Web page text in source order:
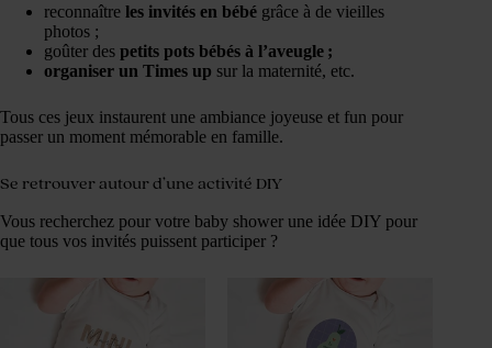
reconnaître les invités en bébé grâce à de vieilles
photos ;
goûter des petits pots bébés à l’aveugle ;
organiser un Times up sur la maternité, etc.
Tous ces jeux instaurent une ambiance joyeuse et fun pour
passer un moment mémorable en famille.
Se retrouver autour d’une activité DIY
Vous recherchez pour votre baby shower une idée DIY pour
que tous vos invités puissent participer ?